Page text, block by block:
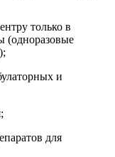
только в
(одноразовые
и
для